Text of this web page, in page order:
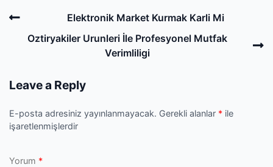
Post
navigation
Previous
Elektronik Market Kurmak Karli Mi
Oztiryakiler Urunleri İle Profesyonel Mutfak
Verimliligi
Leave a Reply
E-posta adresiniz yayınlanmayacak. Gerekli alanlar * ile
işaretlenmişlerdir
Yorum *